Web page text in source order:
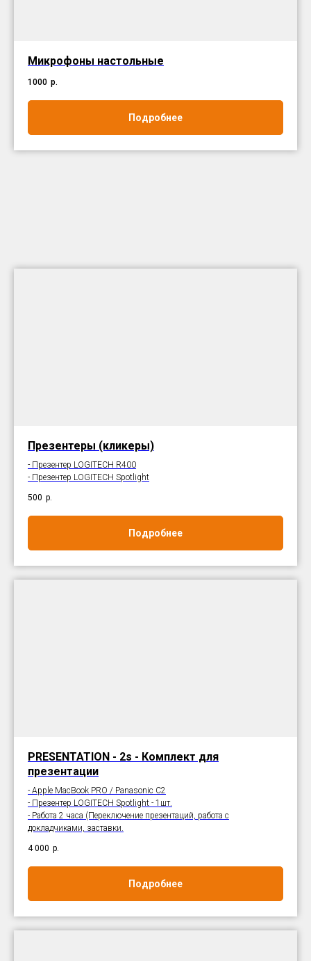
Микрофоны настольные
1000 р.
Подробнее
Презентеры (кликеры)
- Презентер LOGITECH R400
- Презентер LOGITECH Spotlight
500 р.
Подробнее
PRESENTATION - 2s - Комплект для
презентации
- Apple MacBook PRO / Panasonic C2
- Презентер LOGITECH Spotlight - 1шт.
- Работа 2 часа (Переключение презентаций, работа с
докладчиками, заставки.
4 000 р.
Подробнее